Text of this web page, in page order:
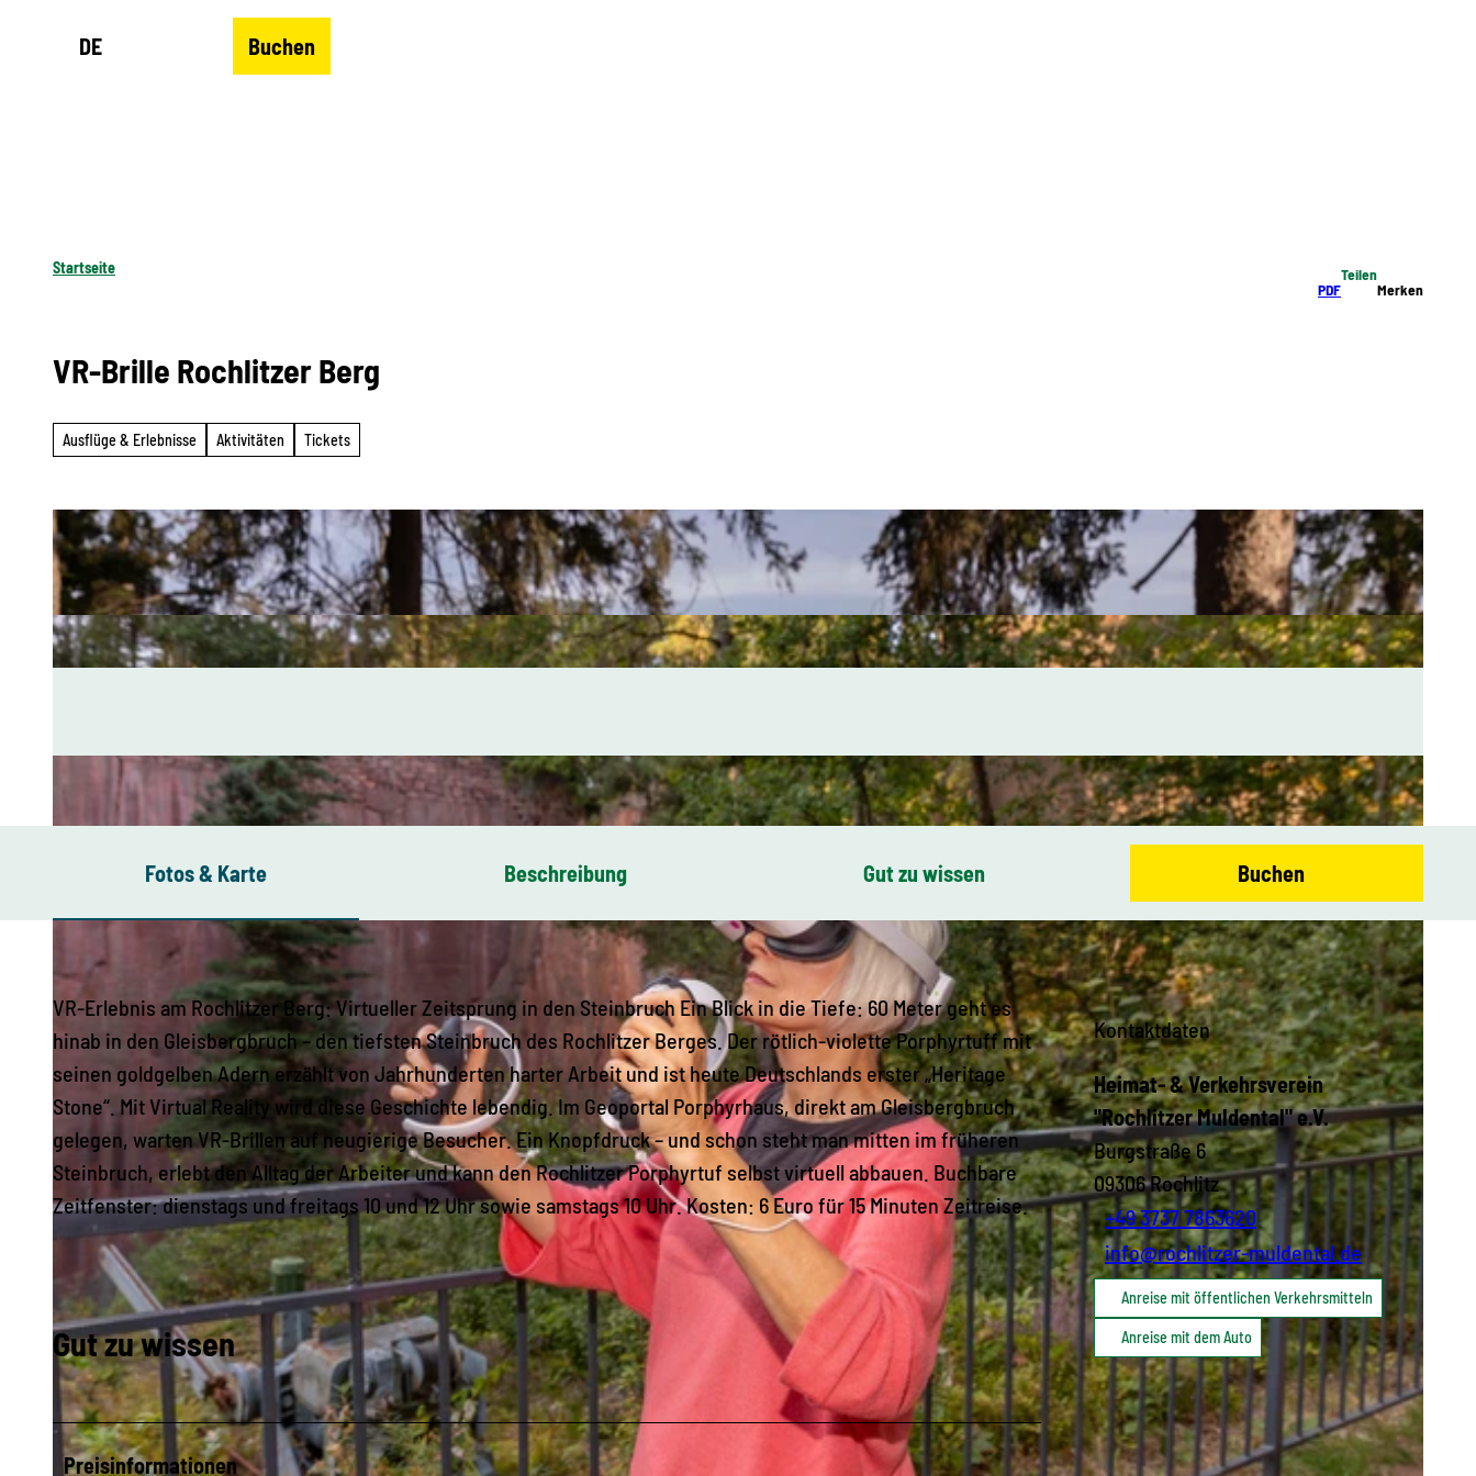
DE Buchen
Startseite
PDF
Teilen
Merken
VR-Brille Rochlitzer Berg
Ausflüge & Erlebnisse Aktivitäten Tickets
Fotos & Karte Beschreibung Gut zu wissen Buchen
VR-Erlebnis am Rochlitzer Berg: Virtueller Zeitsprung in den Steinbruch Ein Blick in die Tiefe: 60 Meter geht es
hinab in den Gleisbergbruch – den tiefsten Steinbruch des Rochlitzer Berges. Der rötlich-violette Porphyrtuff mit
seinen goldgelben Adern erzählt von Jahrhunderten harter Arbeit und ist heute Deutschlands erster „Heritage
Stone“. Mit Virtual Reality wird diese Geschichte lebendig. Im Geoportal Porphyrhaus, direkt am Gleisbergbruch
gelegen, warten VR-Brillen auf neugierige Besucher. Ein Knopfdruck – und schon steht man mitten im früheren
Steinbruch, erlebt den Alltag der Arbeiter und kann den Rochlitzer Porphyrtuf selbst virtuell abbauen. Buchbare
Zeitfenster: dienstags und freitags 10 und 12 Uhr sowie samstags 10 Uhr. Kosten: 6 Euro für 15 Minuten Zeitreise.
Gut zu wissen
Preisinformationen
Kontaktdaten
Heimat- & Verkehrsverein
"Rochlitzer Muldental" e.V.
Burgstraße 6
09306Rochlitz
+49 3737 7863620
info@rochlitzer-muldental.de
Anreise mit öffentlichen Verkehrsmitteln
Anreise mit dem Auto